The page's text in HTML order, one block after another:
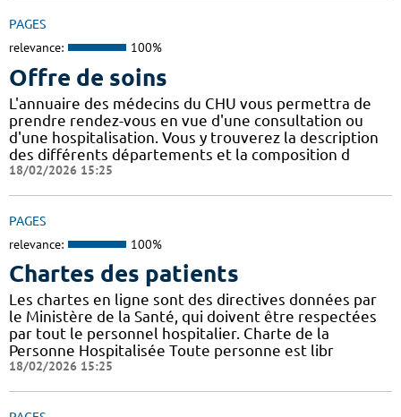
PAGES
relevance: 100%
Offre de soins
L'annuaire des médecins du CHU vous permettra de
prendre rendez-vous en vue d'une consultation ou
d'une hospitalisation. Vous y trouverez la description
des différents départements et la composition d
18/02/2026 15:25
PAGES
relevance: 100%
Chartes des patients
Les chartes en ligne sont des directives données par
le Ministère de la Santé, qui doivent être respectées
par tout le personnel hospitalier. Charte de la
Personne Hospitalisée Toute personne est libr
18/02/2026 15:25